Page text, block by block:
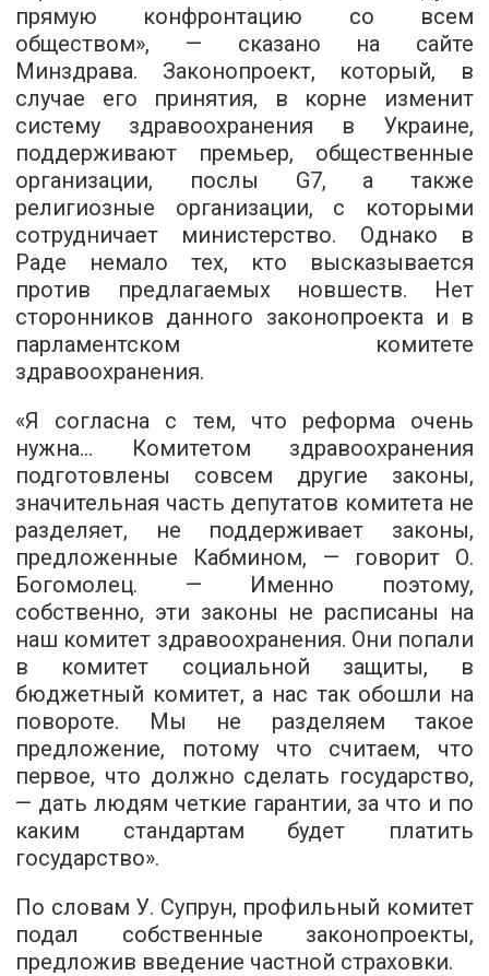
прямую конфронтацию со всем
обществом», — сказано на сайте
Минздрава. Законопроект, который, в
случае его принятия, в корне изменит
систему здравоохранения в Украине,
поддерживают премьер, общественные
организации, послы G7, а также
религиозные организации, с которыми
сотрудничает министерство. Однако в
Раде немало тех, кто высказывается
против предлагаемых новшеств. Нет
сторонников данного законопроекта и в
парламентском комитете
здравоохранения.
«Я согласна с тем, что реформа очень
нужна... Комитетом здравоохранения
подготовлены совсем другие законы,
значительная часть депутатов комитета не
разделяет, не поддерживает законы,
предложенные Кабмином, — говорит О.
Богомолец. — Именно поэтому,
собственно, эти законы не расписаны на
наш комитет здравоохранения. Они попали
в комитет социальной защиты, в
бюджетный комитет, а нас так обошли на
повороте. Мы не разделяем такое
предложение, потому что считаем, что
первое, что должно сделать государство,
— дать людям четкие гарантии, за что и по
каким стандартам будет платить
государство».
По словам У. Супрун, профильный комитет
подал собственные законопроекты,
предложив введение частной страховки.